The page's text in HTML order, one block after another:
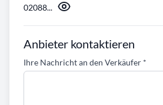
02088...
Anbieter kontaktieren
Ihre Nachricht an den Verkäufer *